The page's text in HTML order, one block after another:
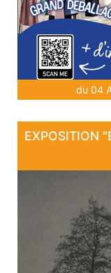
du 04